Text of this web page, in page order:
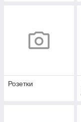
Розетки